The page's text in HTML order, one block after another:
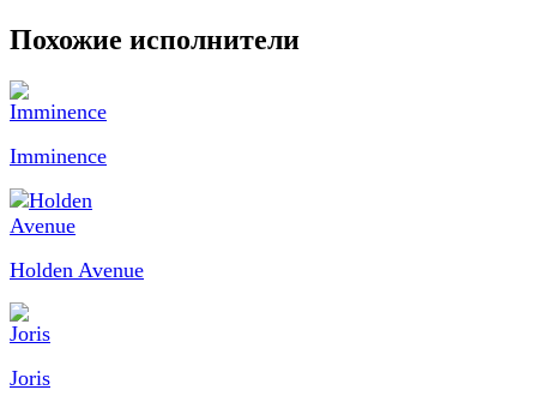
Похожие исполнители
Imminence
Holden Avenue
Joris